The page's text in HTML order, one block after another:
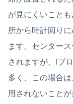
が見にくいこと
所から時計回り
ます。センター
されますが、Iブ
多く、この場合
用されないこと